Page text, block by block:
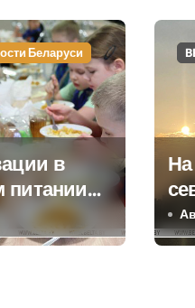
Беларуси
в
питании
с 1